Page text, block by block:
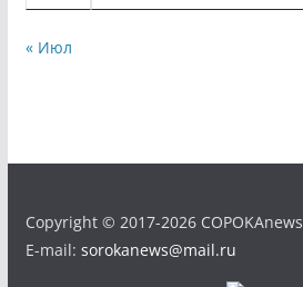
« Июл
Copyright © 2017-2026 COPOKAnews
E-mail: sorokanews@mail.ru